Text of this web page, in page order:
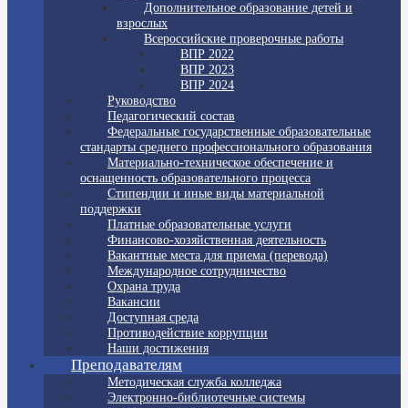
Дополнительное образование детей и
взрослых
Всероссийские проверочные работы
ВПР 2022
ВПР 2023
ВПР 2024
Руководство
Педагогический состав
Федеральные государственные образовательные
стандарты среднего профессионального образования
Материально-техническое обеспечение и
оснащенность образовательного процесса
Стипендии и иные виды материальной
поддержки
Платные образовательные услуги
Финансово-хозяйственная деятельность
Вакантные места для приема (перевода)
Международное сотрудничество
Охрана труда
Вакансии
Доступная среда
Противодействие коррупции
Наши достижения
Преподавателям
Методическая служба колледжа
Электронно-библиотечные системы